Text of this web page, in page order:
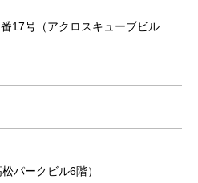
17号（アクロスキューブビル
パークビル6階）